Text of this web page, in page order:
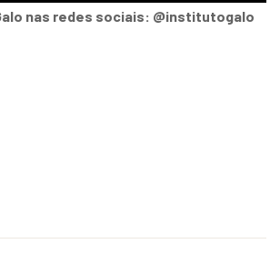
nas redes sociais: @institutogalo